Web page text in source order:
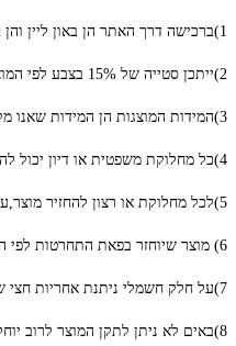
1)ברכישה דרך האתר הן באון ליין והן ברכישה טלפונית אתה מאשר לשלוח לך עדכון על מצב הטיפול בהזמנה וכן שליחת מבצע נוסף לעניין אותך במבצעים המיוחדים ללקוח חוזר
2)ייתכן סטייה של 15% בצבע לפי המוצג באתר למה שמתקבל בפועל למרות שאנו עושים כל המאמצים לוודא שתהיה מרוצה מהרכישה שלך
3)המידות המוצגות הן המידות שאנו מקבלים מהמפעל היצרן ולכן אם נפלה טעות עד 15% סטייה לא תיחשב לנו הפרת הסכם קנייה
4)כל מחלוקת משפטית או דיון יכול להתקיים בבית המשפט הראשון לציון בלבד ,אזור הוצאת המשלוח
5)לכל מחלוקת או רצון להחזיר מוצר,עלות המשלוח על חשבון הרוכש
6) מוצר שיוחזר בפאת התחרטות לפי התקנון יוחזר באריזה המקורית שלא נפתח ולא חסר לו פריט
7)על חלק חשמלי ניתנת אחריות חצי שנה שבמסגרתה ניתנת האפשרות למוכר 21 ימי עבודה לתקן הליקוי
8)באים לא ניתן לתקן המוצר לרוב יוחלף לחדש ,אך שמורה הזכות להחליף במוצר חדש ללא אריזה מקורית